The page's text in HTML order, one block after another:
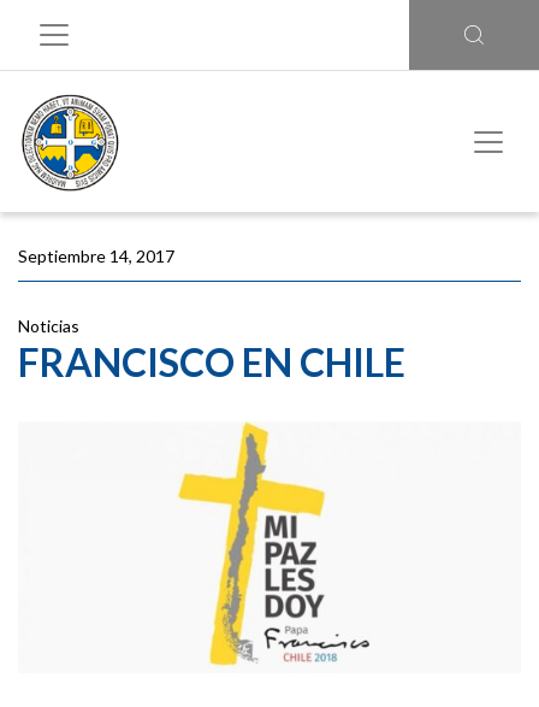
Septiembre 14, 2017
Noticias
FRANCISCO EN CHILE